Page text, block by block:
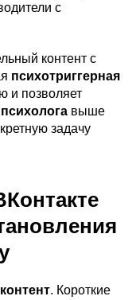
с
контент с
психотриггерная
и позволяет
выше
задачу
. Короткие